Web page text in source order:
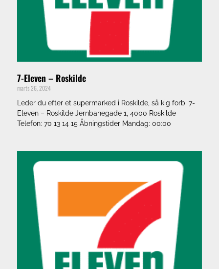
7-Eleven – Roskilde
marts 26, 2024
Leder du efter et supermarked i Roskilde, så kig forbi 7-
Eleven – Roskilde Jernbanegade 1, 4000 Roskilde
Telefon: 70 13 14 15 Åbningstider Mandag: 00:00